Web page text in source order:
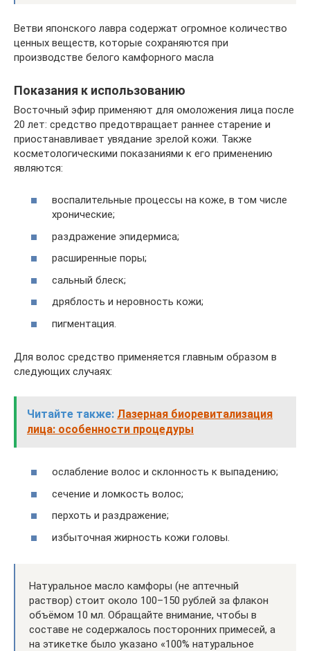
Ветви японского лавра содержат огромное количество
ценных веществ, которые сохраняются при
производстве белого камфорного масла
Показания к использованию
Восточный эфир применяют для омоложения лица после
20 лет: средство предотвращает раннее старение и
приостанавливает увядание зрелой кожи. Также
косметологическими показаниями к его применению
являются:
воспалительные процессы на коже, в том числе
хронические;
раздражение эпидермиса;
расширенные поры;
сальный блеск;
дряблость и неровность кожи;
пигментация.
Для волос средство применяется главным образом в
следующих случаях:
Читайте также: Лазерная биоревитализация
лица: особенности процедуры
ослабление волос и склонность к выпадению;
сечение и ломкость волос;
перхоть и раздражение;
избыточная жирность кожи головы.
Натуральное масло камфоры (не аптечный
раствор) стоит около 100–150 рублей за флакон
объёмом 10 мл. Обращайте внимание, чтобы в
составе не содержалось посторонних примесей, а
на этикетке было указано «100% натуральное